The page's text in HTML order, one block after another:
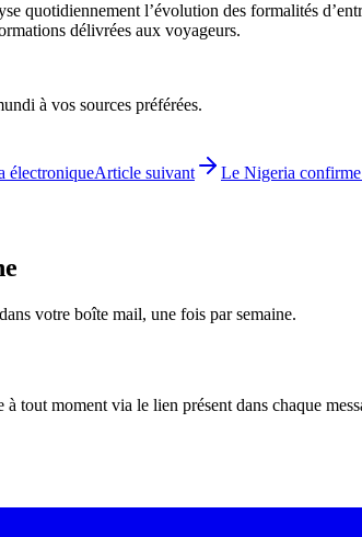
quotidiennement l’évolution des formalités
délivrées aux voyageurs.
à vos sources préférées.
électroniqueArticle suivant Le Nigeria confirme
votre boîte mail, une fois par semaine.
tout moment via le lien présent dans chaque